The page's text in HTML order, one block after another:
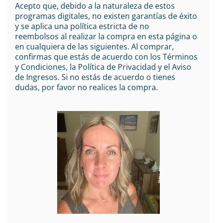
Acepto que, debido a la naturaleza de estos
programas digitales, no existen garantías de éxito
y se aplica una política estricta de no
reembolsos al realizar la compra en esta página o
en cualquiera de las siguientes. Al comprar,
confirmas que estás de acuerdo con los Términos
y Condiciones, la Política de Privacidad y el Aviso
de Ingresos. Si no estás de acuerdo o tienes
dudas, por favor no realices la compra.